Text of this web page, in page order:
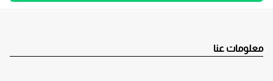
معلومات عنا